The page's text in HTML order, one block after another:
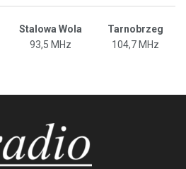
Stalowa Wola
Tarnobrzeg
93,5 MHz 104,7 MHz